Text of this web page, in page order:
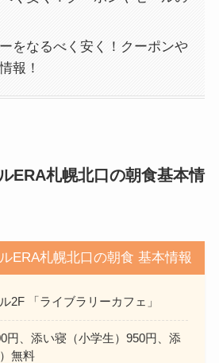
をなるべく安く！クーポンや
報！
ERA札幌北口の朝食基本情
ERA札幌北口の朝食 基本情報
2F 「ライブラリーカフェ」
円、添い寝（小学生）950円、添
無料